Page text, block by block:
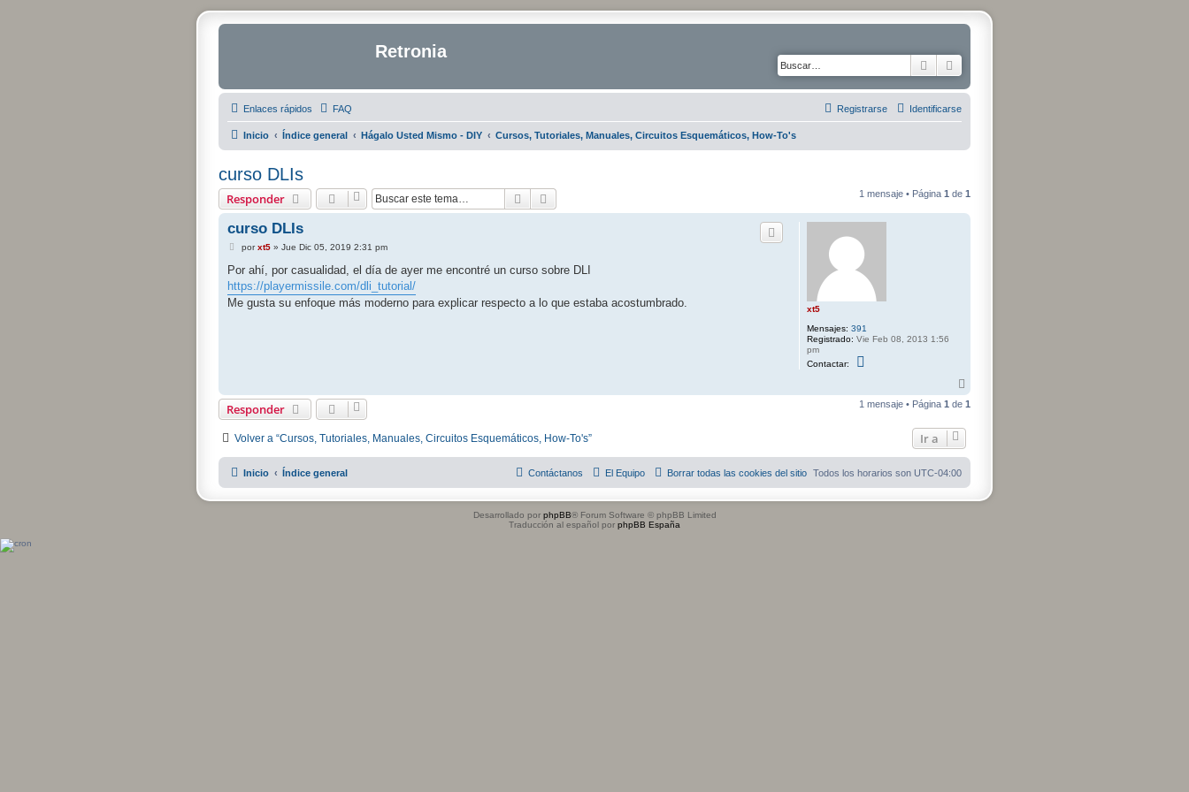
Retronia
Buscar
Enlaces rápidos FAQ Identificarse
Registrarse
Inicio Índice general Hágalo Usted Mismo - DIY Cursos, Tutoriales, Manuales, Circuitos Esquemáticos, How-To's
curso DLIs
Responder Buscar 1 mensaje • Página 1 de 1
xt5
Mensajes: 391
Registrado: Vie Feb 08, 2013 1:56
pm
Contactar:
a
5
curso DLIs
M
n
a
j
e
porxt5» Jue Dic 05, 2019 2:31 pm
Por ahí, por casualidad, el día de ayer me encontré un curso sobre DLI
https://playermissile.com/dli_tutorial/
Me gusta su enfoque más moderno para explicar respecto a lo que estaba acostumbrado.
r
Responder 1 mensaje • Página 1 de 1
Volver a “Cursos, Tutoriales, Manuales, Circuitos Esquemáticos, How-To's” Ir a
Inicio Índice general Todos los horarios son UTC-04:00
Borrar todas las cookies del sitio
El Equipo
Contáctanos
Desarrollado por phpBB® Forum Software © phpBB Limited
Traducción al español por phpBB España